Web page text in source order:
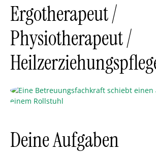
Ergotherapeut /
Physiotherapeut /
Deine Aufgaben